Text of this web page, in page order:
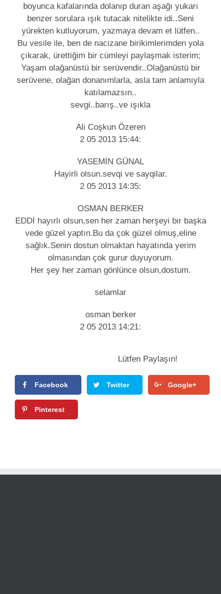
boyunca kafalarında dolanıp duran aşağı yukarı
benzer sorulara ışık tutacak nitelikte idi..Seni
yürekten kutluyorum, yazmaya devam et lütfen..
Bu vesile ile, ben de nacizane birikimlerimden yola
çıkarak, ürettiğim bir cümleyi paylaşmak isterim;
Yaşam olağanüstü bir serüvendir..Olağanüstü bir
serüvene, olağan donanımlarla, asla tam anlamıyla
katılamazsın..
sevgi..barış..ve ışıkla
Ali Coşkun Özeren
2 05 2013 15:44:
YASEMİN GÜNAL
Hayirli olsun.sevqi ve sayqilar.
2 05 2013 14:35:
OSMAN BERKER
EDDİ hayırlı olsun,sen her zaman herşeyi bir başka
vede güzel yaptın.Bu da çok güzel olmuş,eline
sağlık.Senin dostun olmaktan hayatında yerim
olmasından çok gurur duyuyorum.
Her şey her zaman gönlünce olsun,dostum.
selamlar
osman berker
2 05 2013 14:21:
Lütfen Paylaşın!
Facebook Twitter Google+
Pinterest